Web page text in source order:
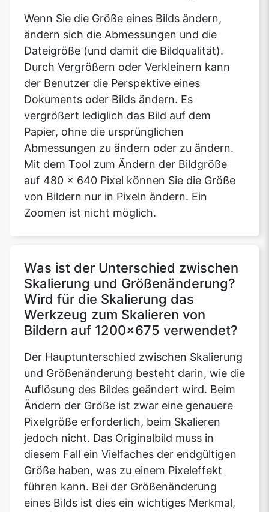
Wenn Sie die Größe eines Bilds ändern,
ändern sich die Abmessungen und die
Dateigröße (und damit die Bildqualität).
Durch Vergrößern oder Verkleinern kann
der Benutzer die Perspektive eines
Dokuments oder Bilds ändern. Es
vergrößert lediglich das Bild auf dem
Papier, ohne die ursprünglichen
Abmessungen zu ändern oder zu ändern.
Mit dem Tool zum Ändern der Bildgröße
auf 480 x 640 Pixel können Sie die Größe
von Bildern nur in Pixeln ändern. Ein
Zoomen ist nicht möglich.
Was ist der Unterschied zwischen
Skalierung und Größenänderung?
Wird für die Skalierung das
Werkzeug zum Skalieren von
Bildern auf 1200x675 verwendet?
Der Hauptunterschied zwischen Skalierung
und Größenänderung besteht darin, wie die
Auflösung des Bildes geändert wird. Beim
Ändern der Größe ist zwar eine genauere
Pixelgröße erforderlich, beim Skalieren
jedoch nicht. Das Originalbild muss in
diesem Fall ein Vielfaches der endgültigen
Größe haben, was zu einem Pixeleffekt
führen kann. Bei der Größenänderung
eines Bilds ist dies ein wichtiges Merkmal,